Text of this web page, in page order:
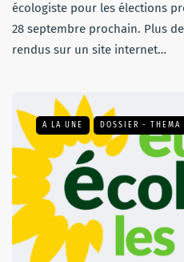
écologiste pour les élections
28 septembre prochain. Plus
rendus sur un site internet…
A LA UNE DOSSIER - THEMA